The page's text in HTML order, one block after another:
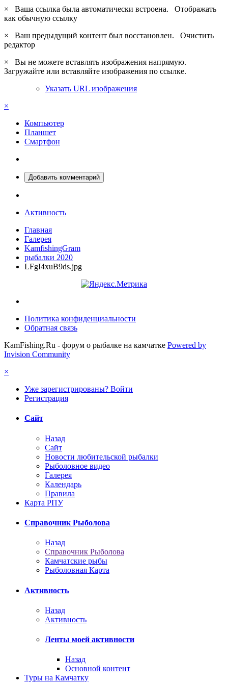
×
Ваша ссылка была автоматически встроена. Отображать
как обычную ссылку
×
Ваш предыдущий контент был восстановлен. Очистить
редактор
×
Вы не можете вставлять изображения напрямую.
Загружайте или вставляйте изображения по ссылке.
Указать URL изображения
×
Компьютер
Планшет
Смартфон
Добавить комментарий
Активность
Главная
Галерея
KamfishingGram
рыбалки 2020
LFgI4xuB9ds.jpg
Политика конфиденциальности
Обратная связь
KamFishing.Ru - форум о рыбалке на камчатке Powered by
Invision Community
×
Уже зарегистрированы? Войти
Регистрация
Сайт
Назад
Сайт
Новости любительской рыбалки
Рыболовное видео
Галерея
Календарь
Правила
Карта РПУ
Справочник Рыболова
Назад
Справочник Рыболова
Камчатские рыбы
Рыболовная Карта
Активность
Назад
Активность
Ленты моей активности
Назад
Основной контент
Туры на Камчатку